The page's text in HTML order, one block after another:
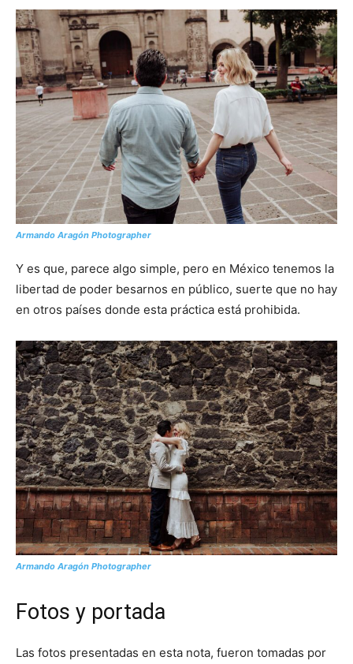
Armando Aragón Photographer
Y es que, parece algo simple, pero en México tenemos la
libertad de poder besarnos en público, suerte que no hay
en otros países donde esta práctica está prohibida.
Armando Aragón Photographer
Fotos y portada
Las fotos presentadas en esta nota, fueron tomadas por